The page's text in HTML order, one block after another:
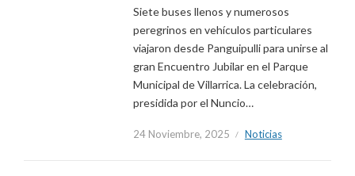
Siete buses llenos y numerosos
peregrinos en vehículos particulares
viajaron desde Panguipulli para unirse al
gran Encuentro Jubilar en el Parque
Municipal de Villarrica. La celebración,
presidida por el Nuncio…
24 Noviembre, 2025 Noticias